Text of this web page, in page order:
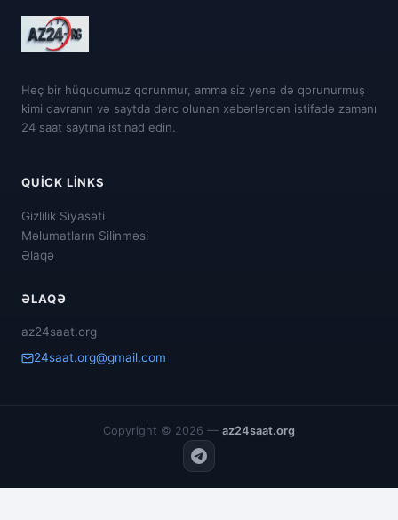
Heç bir hüququmuz qorunmur, amma siz yenə də qorunurmuş
kimi davranın və saytda dərc olunan xəbərlərdən istifadə zamanı
24 saat saytına istinad edin.
QUICK LINKS
Gizlilik Siyasəti
Məlumatların Silinməsi
Əlaqə
ƏLAQƏ
az24saat.org
24saat.org@gmail.com
Copyright © 2026 — az24saat.org